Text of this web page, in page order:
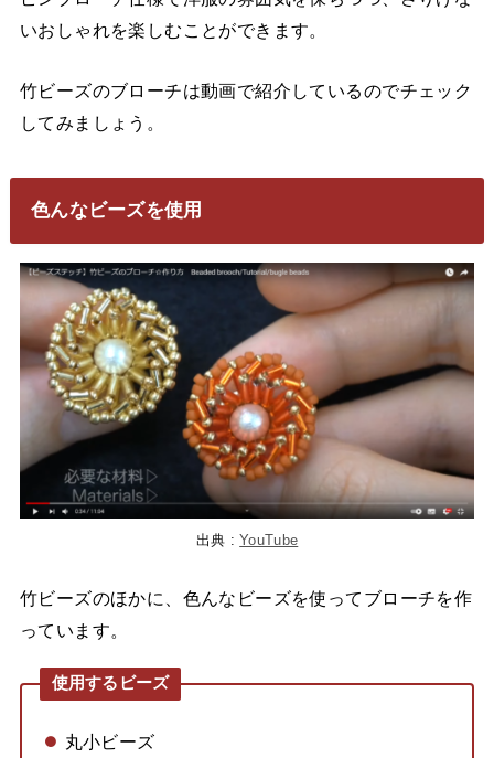
いおしゃれを楽しむことができます。
竹ビーズのブローチは動画で紹介しているのでチェック
してみましょう。
色んなビーズを使用
出典 :YouTube
竹ビーズのほかに、色んなビーズを使ってブローチを作
っています。
使用するビーズ
丸小ビーズ